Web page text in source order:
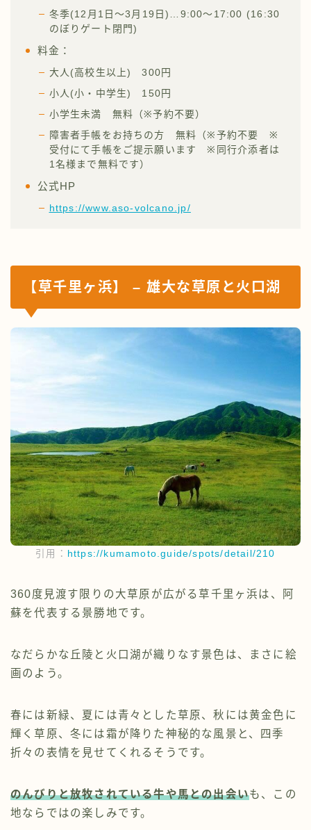
冬季(12月1日～3月19日)…9:00～17:00 (16:30
のぼりゲート閉門)
料金：
大人(高校生以上) 300円
小人(小・中学生) 150円
小学生未満 無料（※予約不要）
障害者手帳をお持ちの方 無料（※予約不要 ※
受付にて手帳をご提示願います ※同行介添者は
1名様まで無料です）
公式HP
https://www.aso-volcano.jp/
【草千里ヶ浜】 – 雄大な草原と火口湖
引用： https://kumamoto.guide/spots/detail/210
360度見渡す限りの大草原が広がる草千里ヶ浜は、阿
蘇を代表する景勝地です。
なだらかな丘陵と火口湖が織りなす景色は、まさに絵
画のよう。
春には新緑、夏には青々とした草原、秋には黄金色に
輝く草原、冬には霜が降りた神秘的な風景と、四季
折々の表情を見せてくれるそうです。
のんびりと放牧されている牛や馬との出会いも、この
地ならではの楽しみです。